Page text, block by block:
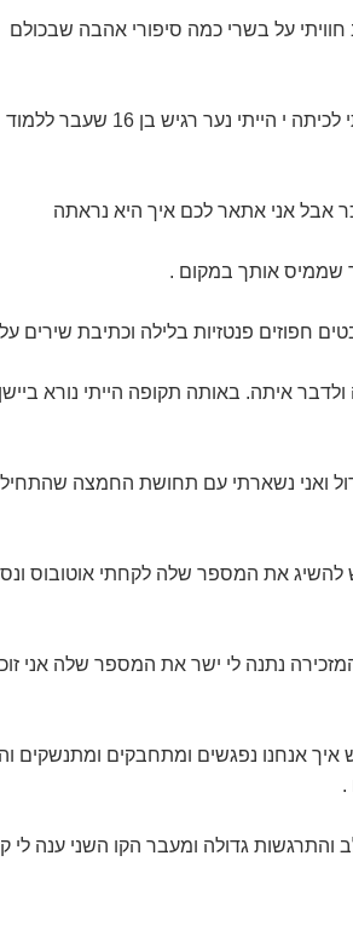
על בשרי כמה סיפורי אהבה שבכולם
נער רגיש בן 16 שעבר ללמוד
אבל אני אתאר לכם איך היא נראתה
שממיס אותך במקום .
פנטזיות בלילה וכתיבת שירים
איתה. באותה תקופה הייתי נורא ביישן
ואני נשארתי עם תחושת החמצה
את המספר שלה לקחתי אוטובוס
נתנה לי ישר את המספר שלה אני
אנחנו נפגשים ומתחבקים ומתנשקים
.
גדולה ומעבר הקו השני ענה לי